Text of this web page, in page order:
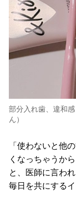
部分入れ歯、違和
ん）
「使わないと他
くなっちゃうか
と、医師に言わ
毎日を共にする